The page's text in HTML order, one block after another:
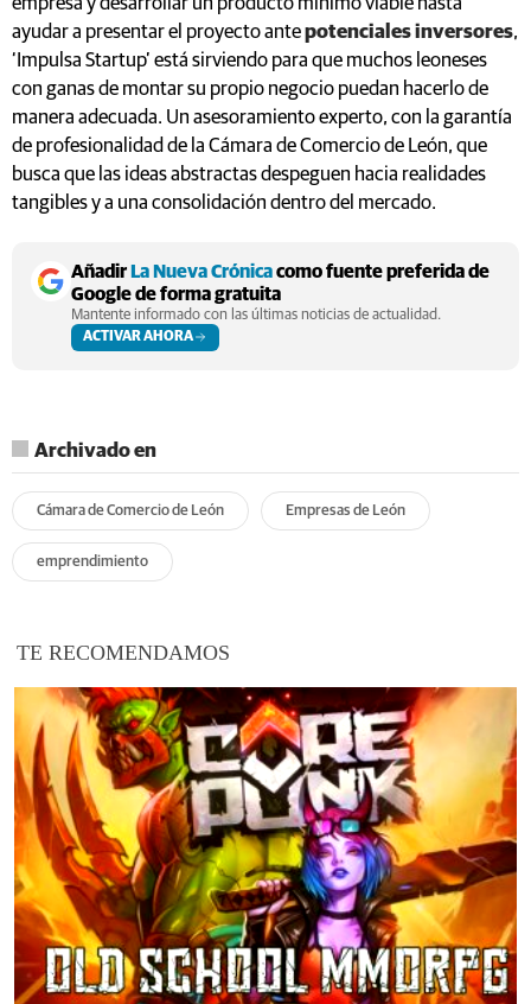
ayudar a presentar el proyecto antepotenciales inversores,
‘Impulsa Startup’ está sirviendo para que muchos leoneses
con ganas de montar su propio negocio puedan hacerlo de
manera adecuada. Un asesoramiento experto, con la garantía
de profesionalidad de la Cámara de Comercio de León, que
busca que las ideas abstractas despeguen hacia realidades
tangibles y a una consolidación dentro del mercado.
AñadirLa Nueva Crónicacomo fuente preferida de
Google de forma gratuita
Mantente informado con las últimas noticias de actualidad.
ACTIVAR AHORA
Archivado en
Cámara de Comercio de León Empresas de León
emprendimiento
TE RECOMENDAMOS